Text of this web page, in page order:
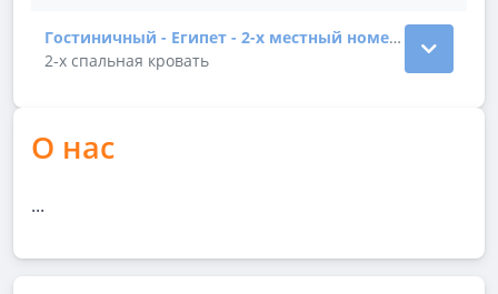
Гостиничный - Египет - 2-х местный номер· До 2 чел.
2-х спальная кровать
Показать подробности зала Гостиничный - Египет
О нас
...